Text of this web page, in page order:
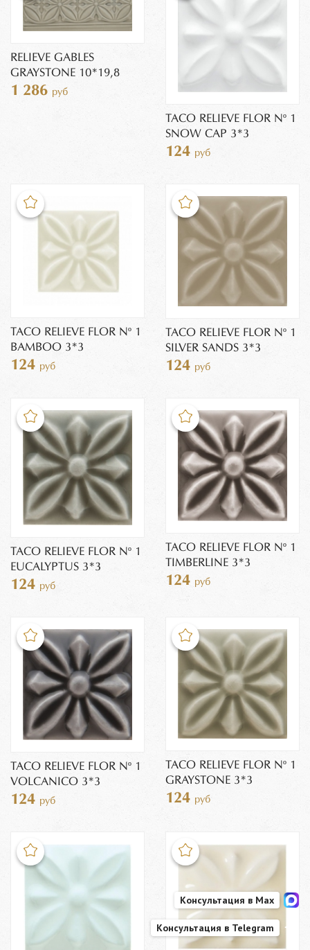
RELIEVE GABLES
GRAYSTONE 10*19,8
1 286 руб
TACO RELIEVE FLOR Nº 1
SNOW CAP 3*3
124 руб
TACO RELIEVE FLOR Nº 1
BAMBOO 3*3
124 руб
TACO RELIEVE FLOR Nº 1
SILVER SANDS 3*3
124 руб
TACO RELIEVE FLOR Nº 1
EUCALYPTUS 3*3
124 руб
TACO RELIEVE FLOR Nº 1
TIMBERLINE 3*3
124 руб
TACO RELIEVE FLOR Nº 1
VOLCANICO 3*3
124 руб
TACO RELIEVE FLOR Nº 1
GRAYSTONE 3*3
124 руб
Консультация в Telegram
Консультация в Max